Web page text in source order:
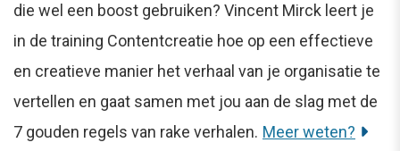
die wel een boost gebruiken? Vincent Mirck leert je
in de training Contentcreatie hoe op een effectieve
en creatieve manier het verhaal van je organisatie te
vertellen en gaat samen met jou aan de slag met de
7 gouden regels van rake verhalen. Meer weten?